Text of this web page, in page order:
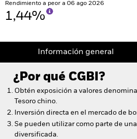
Rendimiento a peor a 06 ago 2026
1,44%
Información general
¿Por qué CGBI ?
Obtén exposición a valores
Tesoro chino.
Inversión directa en el mercado de
Se pueden utilizar como parte de
diversificada.